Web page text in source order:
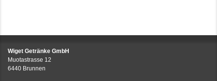
Wiget Getränke GmbH
Muotastrasse 12
6440 Brunnen